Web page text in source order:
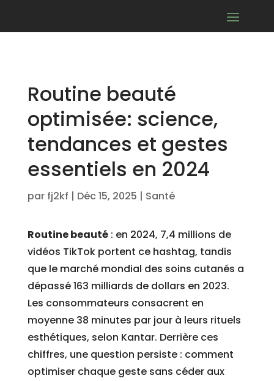
Routine beauté
optimisée: science,
tendances et gestes
essentiels en 2024
par fj2kf | Déc 15, 2025 | Santé
Routine beauté: en 2024, 7,4 millions de
vidéos TikTok portent ce hashtag, tandis
que le marché mondial des soins cutanés a
dépassé 163 milliards de dollars en 2023.
Les consommateurs consacrent en
moyenne 38 minutes par jour à leurs rituels
esthétiques, selon Kantar. Derrière ces
chiffres, une question persiste : comment
optimiser chaque geste sans céder aux